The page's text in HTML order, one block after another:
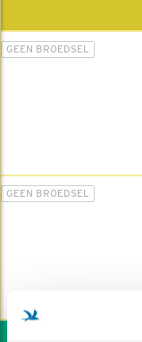
GEEN BROEDSEL
GEEN BROEDSEL